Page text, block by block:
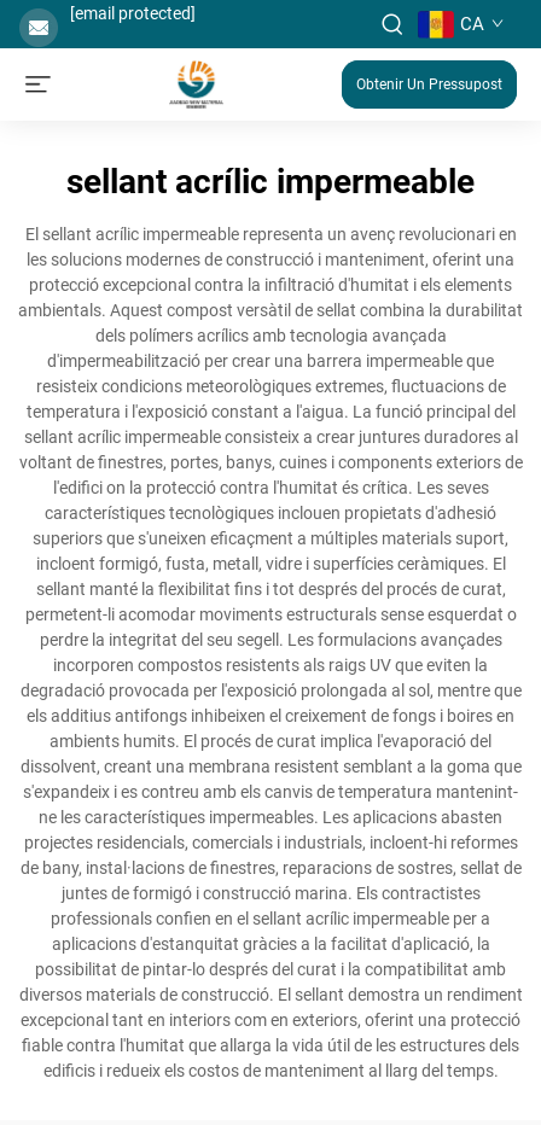
[email protected] CA
Obtenir Un Pressupost
sellant acrílic impermeable
El sellant acrílic impermeable representa un avenç revolucionari en
les solucions modernes de construcció i manteniment, oferint una
protecció excepcional contra la infiltració d'humitat i els elements
ambientals. Aquest compost versàtil de sellat combina la durabilitat
dels polímers acrílics amb tecnologia avançada
d'impermeabilització per crear una barrera impermeable que
resisteix condicions meteorològiques extremes, fluctuacions de
temperatura i l'exposició constant a l'aigua. La funció principal del
sellant acrílic impermeable consisteix a crear juntures duradores al
voltant de finestres, portes, banys, cuines i components exteriors de
l'edifici on la protecció contra l'humitat és crítica. Les seves
característiques tecnològiques inclouen propietats d'adhesió
superiors que s'uneixen eficaçment a múltiples materials suport,
incloent formigó, fusta, metall, vidre i superfícies ceràmiques. El
sellant manté la flexibilitat fins i tot després del procés de curat,
permetent-li acomodar moviments estructurals sense esquerdat o
perdre la integritat del seu segell. Les formulacions avançades
incorporen compostos resistents als raigs UV que eviten la
degradació provocada per l'exposició prolongada al sol, mentre que
els additius antifongs inhibeixen el creixement de fongs i boires en
ambients humits. El procés de curat implica l'evaporació del
dissolvent, creant una membrana resistent semblant a la goma que
s'expandeix i es contreu amb els canvis de temperatura mantenint-
ne les característiques impermeables. Les aplicacions abasten
projectes residencials, comercials i industrials, incloent-hi reformes
de bany, instal·lacions de finestres, reparacions de sostres, sellat de
juntes de formigó i construcció marina. Els contractistes
professionals confien en el sellant acrílic impermeable per a
aplicacions d'estanquitat gràcies a la facilitat d'aplicació, la
possibilitat de pintar-lo després del curat i la compatibilitat amb
diversos materials de construcció. El sellant demostra un rendiment
excepcional tant en interiors com en exteriors, oferint una protecció
fiable contra l'humitat que allarga la vida útil de les estructures dels
edificis i redueix els costos de manteniment al llarg del temps.